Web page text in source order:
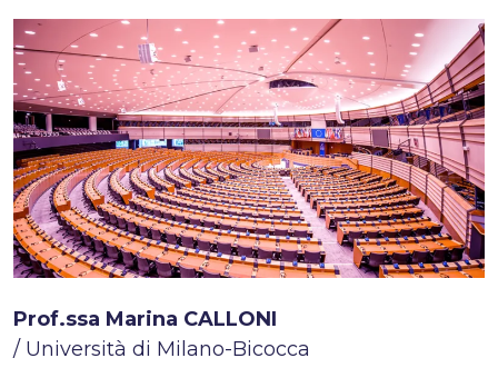
Prof.ssa Marina CALLONI
/ Università di Milano-Bicocca